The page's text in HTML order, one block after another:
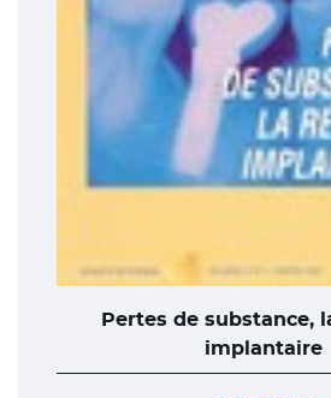
Pertes de substance,
implantaire